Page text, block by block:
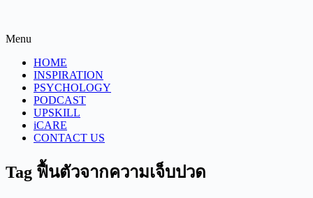
Menu
HOME
INSPIRATION
PSYCHOLOGY
PODCAST
UPSKILL
iCARE
CONTACT US
Tag ฟื้นตัวจากความเจ็บปวด